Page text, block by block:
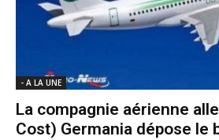
- A LA UNE
La compagnie aérienne
Cost) Germania dépose le